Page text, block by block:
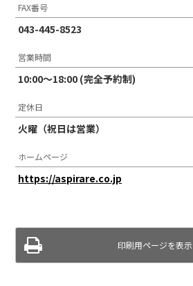
FAX番号
043-445-8523
営業時間
10:00〜18:00 (完全予約制)
定休日
火曜（祝日は営業）
ホームページ
https://aspirare.co.jp
印刷用ページを表示